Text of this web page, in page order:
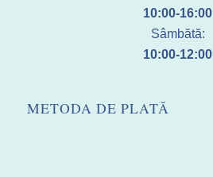
10:00-16:00
Sâmbătă:
10:00-12:00
METODA DE PLATĂ